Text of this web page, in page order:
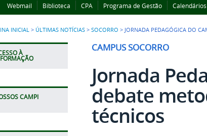
Webmail Biblioteca CPA Programa de Gestão Calendários
INICIAL > ÚLTIMAS NOTÍCIAS > SOCORRO > JORNADA PEDAGÓGICA DO
À
CAMPI
CAMPUS SOCORRO
Jornada
debate
técnicos